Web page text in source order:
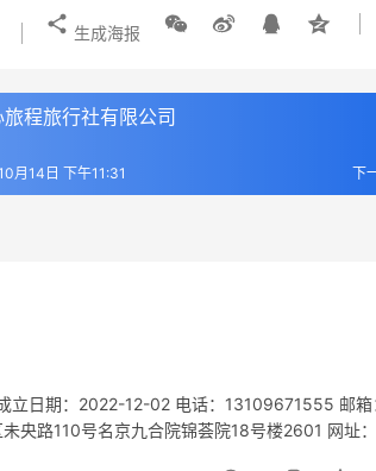
生成海报
旅程旅行社有限公司
下
月14日 下午11:31
立日期：2022-12-02 电话：13109671555 邮
央路110号名京九合院锦荟院18号楼2601 网址